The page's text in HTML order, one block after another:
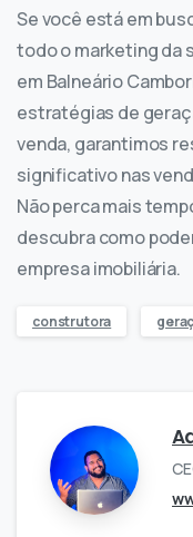
Se você está em
todo o marketing da
em Balneário
estratégias de
venda, garantimos
significativo nas
Não perca mais
descubra como
empresa imobiliária.
construtora